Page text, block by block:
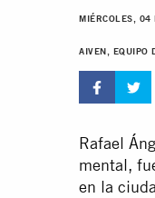
MIÉRCOLES,
AIVEN, EQUIPO
Rafael
mental,
en la